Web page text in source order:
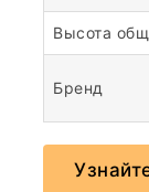
Высота
Бренд